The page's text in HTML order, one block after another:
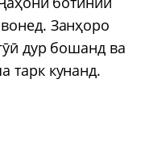
Занҳоро
дур бошанд ва
тарк кунанд.